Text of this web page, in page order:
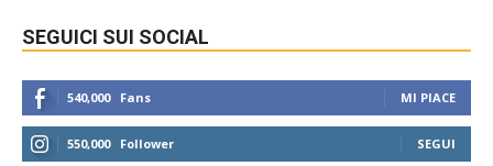
SEGUICI SUI SOCIAL
540,000 Fans MI PIACE
550,000 Follower SEGUI